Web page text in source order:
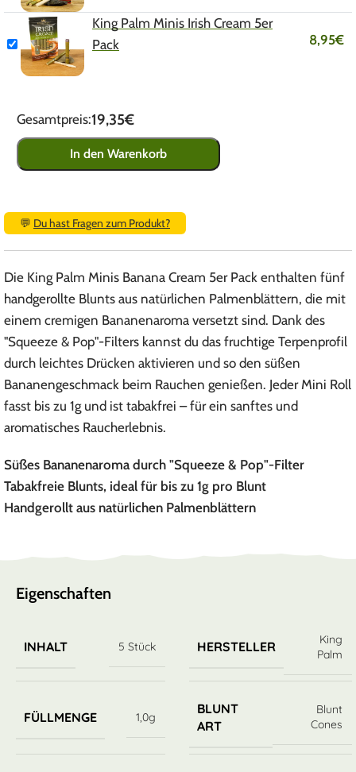
King Palm Minis Irish Cream 5er
Pack
8,95€
Gesamtpreis:19,35€
In den Warenkorb
💬 Du hast Fragen zum Produkt?
Die King Palm Minis Banana Cream 5er Pack enthalten fünf
handgerollte Blunts aus natürlichen Palmenblättern, die mit
einem cremigen Bananenaroma versetzt sind. Dank des
"Squeeze & Pop"-Filters kannst du das fruchtige Terpenprofil
durch leichtes Drücken aktivieren und so den süßen
Bananengeschmack beim Rauchen genießen. Jeder Mini Roll
fasst bis zu 1g und ist tabakfrei – für ein sanftes und
aromatisches Raucherlebnis.
Süßes Bananenaroma durch "Squeeze & Pop"-Filter
Tabakfreie Blunts, ideal für bis zu 1g pro Blunt
Handgerollt aus natürlichen Palmenblättern
Eigenschaften
INHALT 5 Stück HERSTELLER
King
Palm
FÜLLMENGE 1,0g
BLUNT
ART
Blunt
Cones